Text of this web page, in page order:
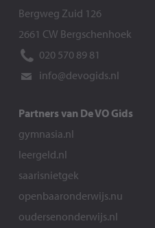
Bergweg Zuid 126
2661 CW Bergschenhoek
020 570 89 81
info@devogids.nl
Partners van De VO Gids
gymnasia.nl
leergeld.nl
saarisnietgek
openbaaronderwijs.nu
oudersenonderwijs.nl